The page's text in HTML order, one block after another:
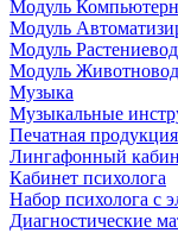
Модуль
Модуль
Модуль
Модуль
Музыка
Музыкальные
Печатная продукция
Лингафонный
Кабинет психолога
Набор психолога с
Диагностические